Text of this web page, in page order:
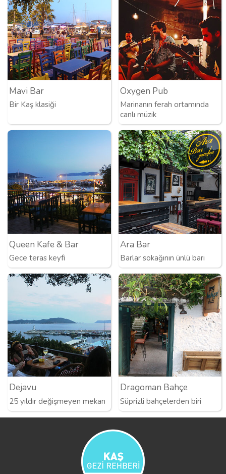
Mavi Bar
Bir Kaş klasiği
Oxygen Pub
Marinanın ferah ortamında
canlı müzik
Queen Kafe & Bar
Gece teras keyfi
Ara Bar
Barlar sokağının ünlü barı
Dejavu
25 yıldır değişmeyen mekan
Dragoman Bahçe
Süprizli bahçelerden biri